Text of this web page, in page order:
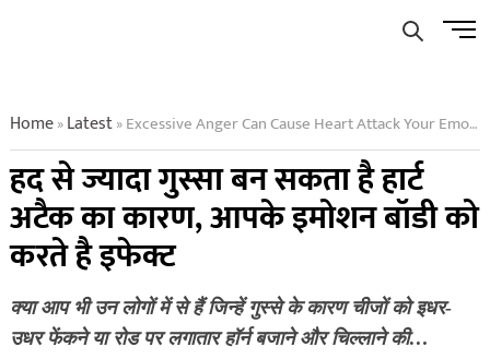
Menu
Home»Latest»Excessive Anger Can Cause Heart Attack Your Emotions Affect The Body
हद से ज्यादा गुस्सा बन सकता है हार्ट
अटैक का कारण, आपके इमोशन बॉडी को
करते है इफेक्ट
क्या आप भी उन लोगों में से हैं जिन्हें गुस्से के कारण चीजों को इधर-
उधर फेंकने या रोड पर लगातार हॉर्न बजाने और चिल्लाने की…